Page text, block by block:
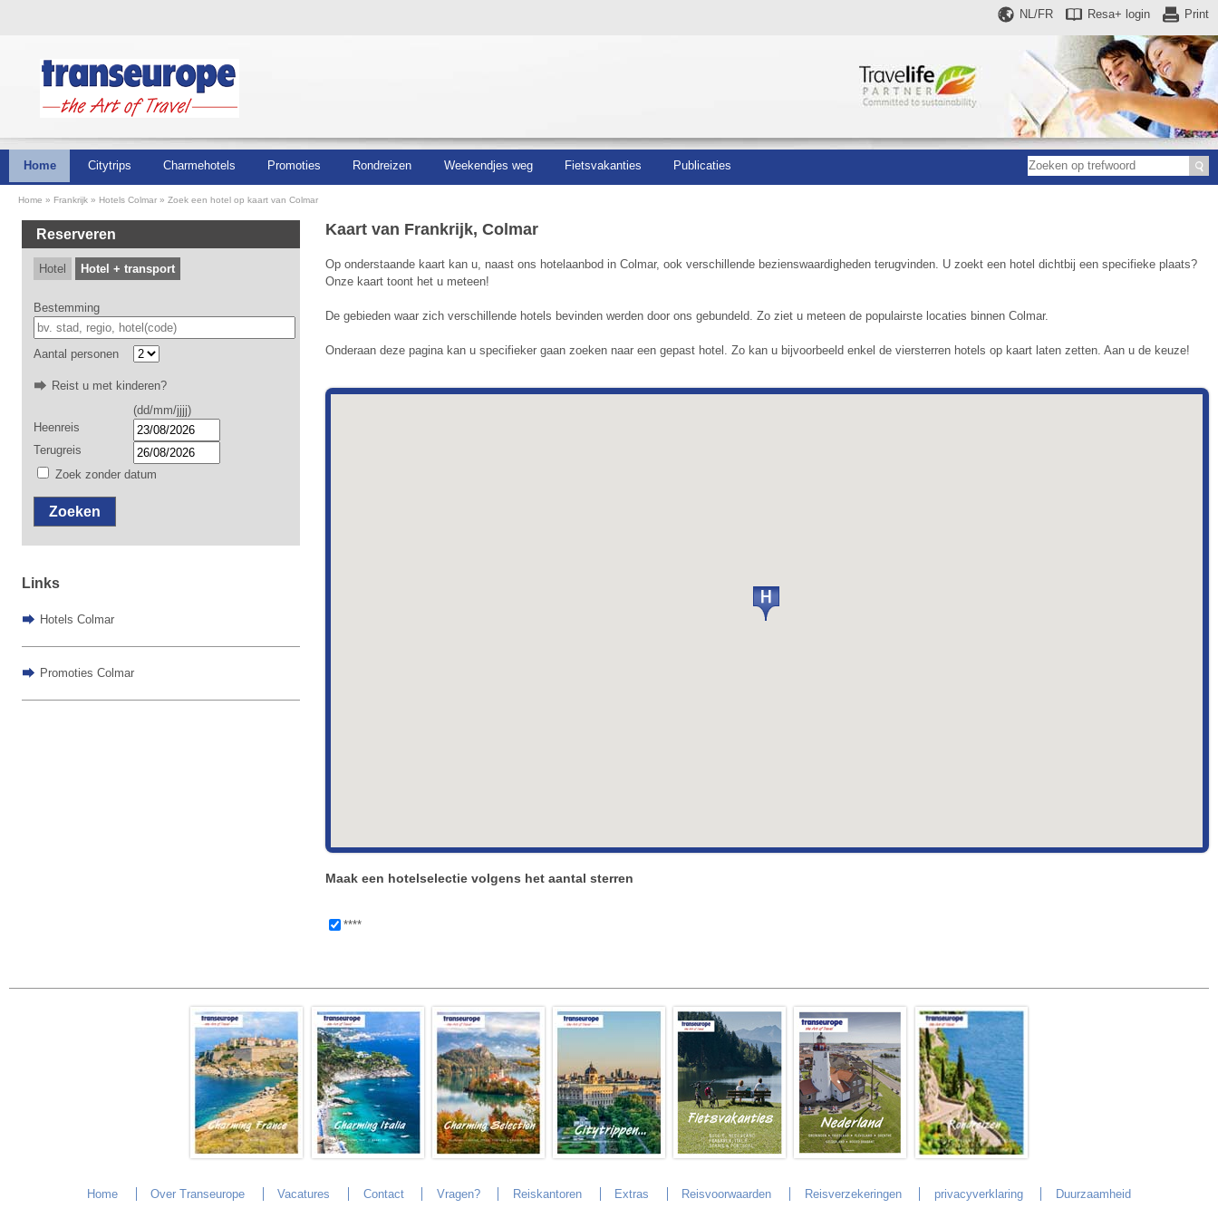
Print
Resa+ login
NL/FR
Home Citytrips Charmehotels Promoties Rondreizen Weekendjes weg Fietsvakanties Publicaties
Home Frankrijk Hotels Colmar Zoek een hotel op kaart van Colmar
Reserveren
Hotel Hotel + transport
Bestemming
Aantal personen
Reist u met kinderen?
(dd/mm/jjjj)
Heenreis
Terugreis
Zoek zonder datum
Zoeken
Links
Hotels Colmar
Promoties Colmar
Kaart van Frankrijk, Colmar
Op onderstaande kaart kan u, naast ons hotelaanbod in Colmar, ook verschillende bezienswaardigheden terugvinden. U zoekt een hotel dichtbij een specifieke plaats?
Onze kaart toont het u meteen!
De gebieden waar zich verschillende hotels bevinden werden door ons gebundeld. Zo ziet u meteen de populairste locaties binnen Colmar.
Onderaan deze pagina kan u specifieker gaan zoeken naar een gepast hotel. Zo kan u bijvoorbeeld enkel de viersterren hotels op kaart laten zetten. Aan u de keuze!
Maak een hotelselectie volgens het aantal sterren
****
Home Over Transeurope Vacatures Contact Vragen? Reiskantoren Extras Reisvoorwaarden Reisverzekeringen privacyverklaring Duurzaamheid